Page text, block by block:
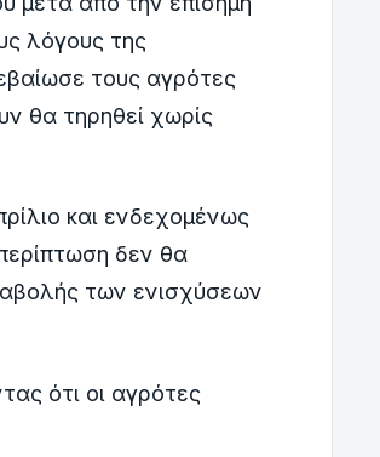
λόγους της
τους αγρότες
θα τηρηθεί χωρίς
και ενδεχομένως
δεν θα
των ενισχύσεων
ότι οι αγρότες